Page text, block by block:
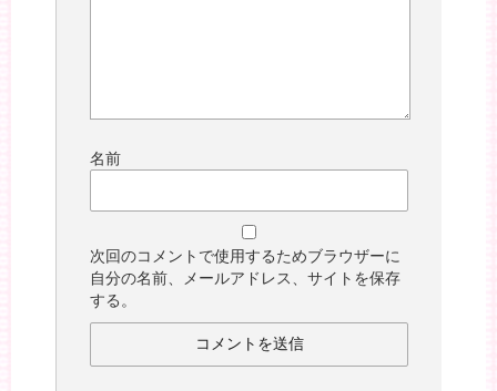
名前
次回のコメントで使用するためブラウザーに
自分の名前、メールアドレス、サイトを保存
する。